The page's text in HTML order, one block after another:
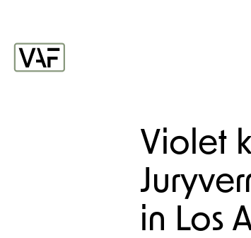
Violet
in Los